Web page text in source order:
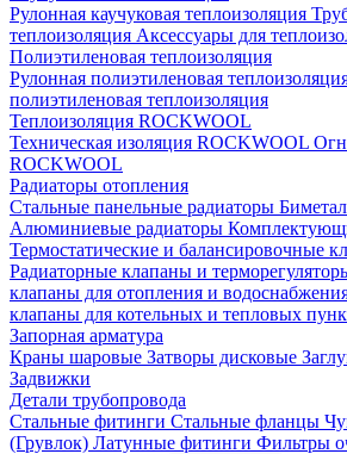
Рулонная каучуковая теплоизоляция
теплоизоляция Аксессуары для
Полиэтиленовая теплоизоляция
Рулонная полиэтиленовая
полиэтиленовая теплоизоляция
Теплоизоляция ROCKWOOL
Техническая изоляция ROCKWOOL
ROCKWOOL
Радиаторы отопления
Стальные панельные радиаторы
Алюминиевые радиаторы
Термостатические и балансировочные
Радиаторные клапаны и
клапаны для отопления и
клапаны для котельных и тепловых
Запорная арматура
Краны шаровые Затворы дисковые
Задвижки
Детали трубопровода
Стальные фитинги Стальные фланцы
(Грувлок) Латунные фитинги Фильтры